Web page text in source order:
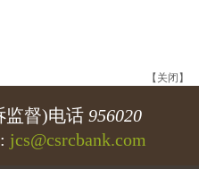
【关闭】
监督)电话 956020
jcs@csrcbank.com